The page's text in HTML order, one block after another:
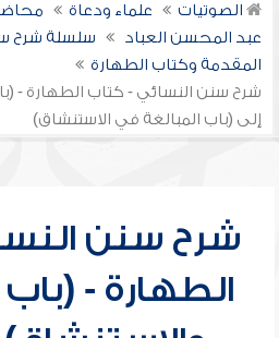
الصوتيات علماء ودعاة
عبد المحسن العباد
سلسلة شرح
المقدمة وكتاب الطهارة
شرح سنن النسائي - كتاب الطهارة -
إلى (باب المبالغة في الاستنشاق)
شرح سنن
الطهارة -